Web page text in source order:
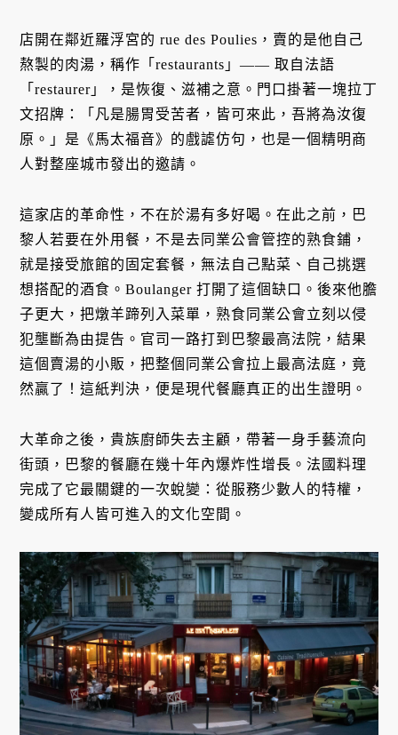
店開在鄰近羅浮宮的 rue des Poulies，賣的是他自己
熬製的肉湯，稱作「restaurants」—— 取自法語
「restaurer」，是恢復、滋補之意。門口掛著一塊拉丁
文招牌：「凡是腸胃受苦者，皆可來此，吾將為汝復
原。」是《馬太福音》的戲謔仿句，也是一個精明商
人對整座城市發出的邀請。
這家店的革命性，不在於湯有多好喝。在此之前，巴
黎人若要在外用餐，不是去同業公會管控的熟食鋪，
就是接受旅館的固定套餐，無法自己點菜、自己挑選
想搭配的酒食。Boulanger 打開了這個缺口。後來他膽
子更大，把燉羊蹄列入菜單，熟食同業公會立刻以侵
犯壟斷為由提告。官司一路打到巴黎最高法院，結果
這個賣湯的小販，把整個同業公會拉上最高法庭，竟
然贏了！這紙判決，便是現代餐廳真正的出生證明。
大革命之後，貴族廚師失去主顧，帶著一身手藝流向
街頭，巴黎的餐廳在幾十年內爆炸性增長。法國料理
完成了它最關鍵的一次蛻變：從服務少數人的特權，
變成所有人皆可進入的文化空間。